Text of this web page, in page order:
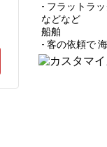
- フラットラ
などなど
船舶
- 客の依頼で